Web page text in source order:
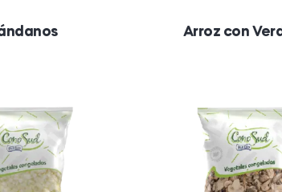
Arroz con